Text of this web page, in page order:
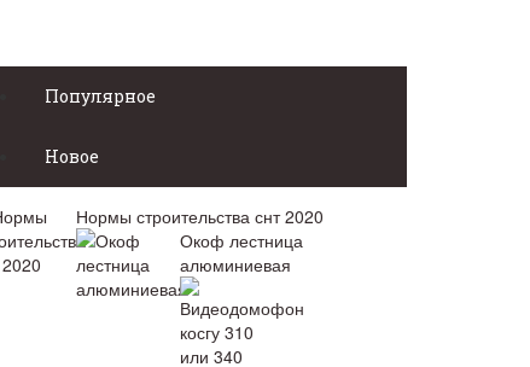
Популярное
Новое
Нормы строительства снт 2020
Окоф лестница
алюминиевая